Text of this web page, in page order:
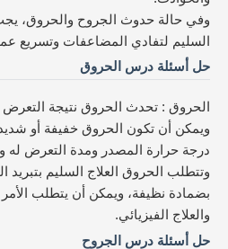
وفي حالة حدوث الجروح والحروق،
السليم لتفادي المضاعفات وتسريع
حل أسئلة درس الحروق
الحروق : تحدث الحروق نتيجة التعرض
ويمكن أن تكون الحروق خفيفة أو
درجة حرارة المصدر ومدة التعرض له
وتتطلب الحروق العلاج السليم بتبريد
بضمادة نظيفة، ويمكن أن يتطلب الأمر
والعلاج الفيزيائي.
حل أسئلة درس الجروح